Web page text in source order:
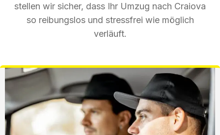
stellen wir sicher, dass Ihr Umzug nach Craiova
so reibungslos und stressfrei wie möglich
verläuft.